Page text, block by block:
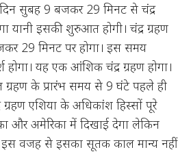
सुबह 9 बजकर 29 मिनट से चंद्र
यानी इसकी शुरुआत होगी। चंद्र ग्रहण
29 मिनट पर होगा। इस समय
होगा। यह एक आंशिक चंद्र ग्रहण होगा।
ग्रहण के प्रारंभ समय से 9 घंटे पहले ही
एशिया के अधिकांश हिस्सों पूरे
और अमेरिका में दिखाई देगा लेकिन
इस वजह से इसका सूतक काल मान्य नहीं